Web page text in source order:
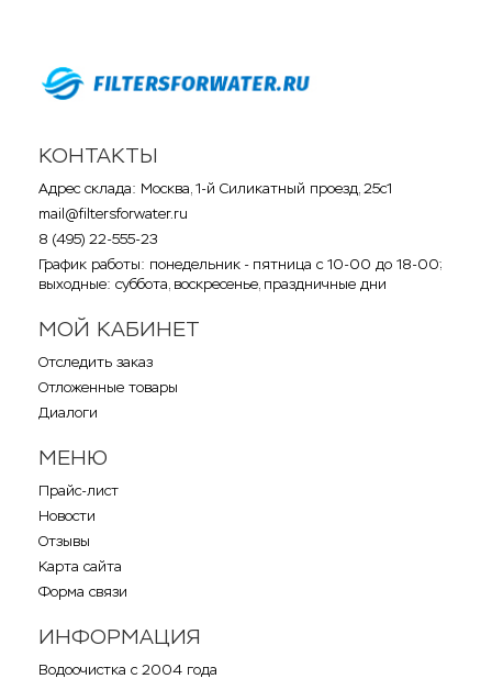
КОНТАКТЫ
Адрес склада: Москва, 1-й Силикатный проезд, 25с1
mail@filtersforwater.ru
8 (495) 22-555-23
График работы: понедельник - пятница с 10-00 до 18-00;
выходные: суббота, воскресенье, праздничные дни
МОЙ КАБИНЕТ
Отследить заказ
Отложенные товары
Диалоги
МЕНЮ
Прайс-лист
Новости
Отзывы
Карта сайта
Форма связи
ИНФОРМАЦИЯ
Водоочистка с 2004 года